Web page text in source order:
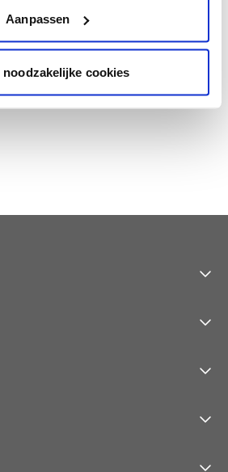
Aanpassen
noodzakelijke cookies
de votre mobilier.
technologique de vos